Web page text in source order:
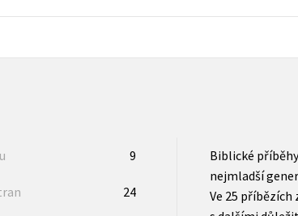
9
24
Biblické
nejmladší
Ve 25